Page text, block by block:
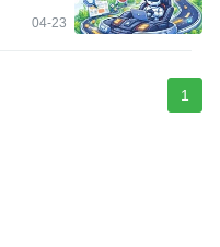
04-23
1